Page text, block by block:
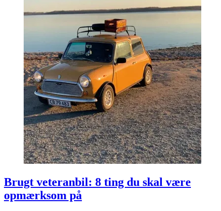
Brugt veteranbil: 8 ting du skal være
opmærksom på